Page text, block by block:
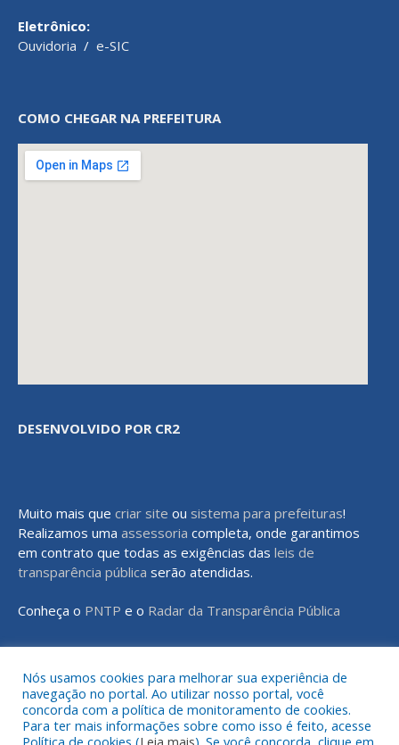
Eletrônico:
Ouvidoria / e-SIC
COMO CHEGAR NA PREFEITURA
DESENVOLVIDO POR CR2
Muito mais que criar site ou sistema para prefeituras!
Realizamos uma assessoria completa, onde garantimos
em contrato que todas as exigências das leis de
transparência pública serão atendidas.
Conheça o PNTP e o Radar da Transparência Pública
Todos os direitos reservados a Prefeitura Municipal de Rondon do
Pará
Nós usamos cookies para melhorar sua experiência de
navegação no portal. Ao utilizar nosso portal, você
concorda com a política de monitoramento de cookies.
Para ter mais informações sobre como isso é feito, acesse
Política de cookies (Leia mais). Se você concorda, clique em